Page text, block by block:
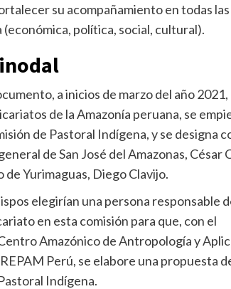
su acompañamiento en todas las
(económica, política, social, cultural).
a inicios de marzo del año
de la Amazonía peruana, se
de Pastoral Indígena, y se designa
de San José del Amazonas, César
Yurimaguas, Diego Clavijo.
elegirían una persona responsable
en esta comisión para que, con el
Amazónico de Antropología y
Perú, se elabore una propuesta
Indígena.